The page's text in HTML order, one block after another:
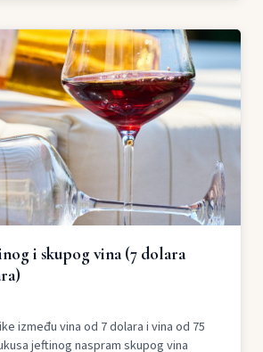
i skupog vina (7 dolara
između vina od 7 dolara i vina od 75
jeftinog naspram skupog vina